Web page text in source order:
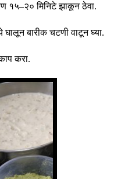
१५–२० मिनिटे झाकून ठेवा.
घालून बारीक चटणी वाटून घ्या.
करा.